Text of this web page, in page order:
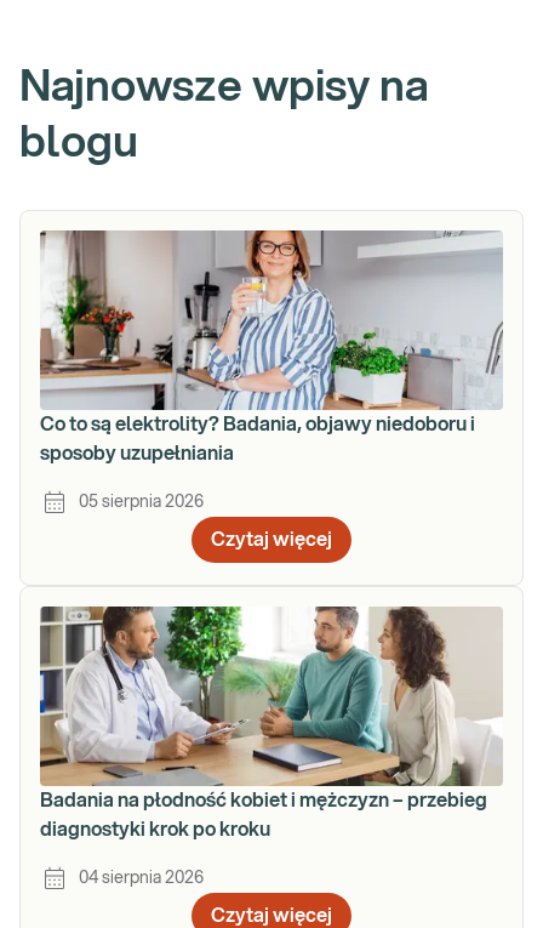
Najnowsze wpisy na
blogu
Co to są elektrolity? Badania, objawy niedoboru i
sposoby uzupełniania
05 sierpnia 2026
Czytaj więcej
Badania na płodność kobiet i mężczyzn – przebieg
diagnostyki krok po kroku
04 sierpnia 2026
Czytaj więcej